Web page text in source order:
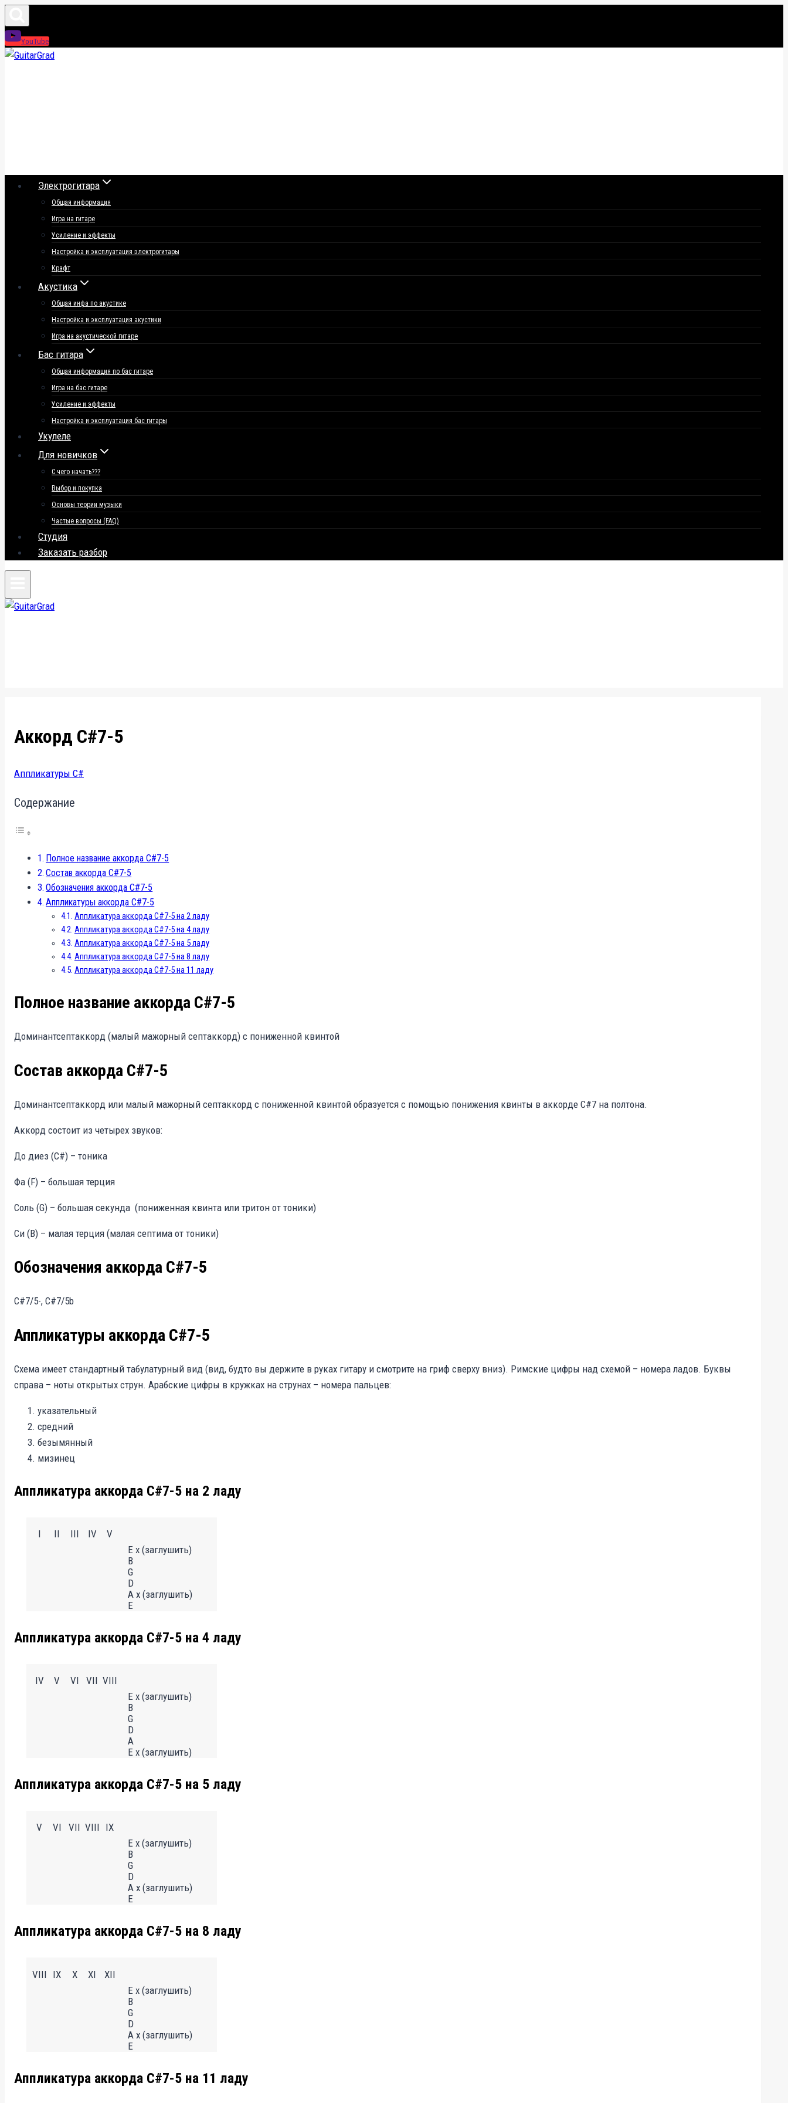
к
содержимому
YouTube
Электрогитара
Общая информация
Игра на гитаре
Усиление и эффекты
Настройка и эксплуатация электрогитары
Крафт
Акустика
Общая инфа по акустике
Настройка и эксплуатация акустики
Игра на акустической гитаре
Бас гитара
Общая информация по бас гитаре
Игра на бас гитаре
Усиление и эффекты
Настройка и эксплуатация бас гитары
Укулеле
Для новичков
С чего начать???
Выбор и покупка
Основы теории музыки
Частые вопросы (FAQ)
Студия
Заказать разбор
Аккорд C#7-5
Аппликатуры C#
Содержание
Полное название аккорда C#7-5
Состав аккорда C#7-5
Обозначения аккорда C#7-5
Аппликатуры аккорда C#7-5
Аппликатура аккорда C#7-5 на 2 ладу
Аппликатура аккорда C#7-5 на 4 ладу
Аппликатура аккорда C#7-5 на 5 ладу
Аппликатура аккорда C#7-5 на 8 ладу
Аппликатура аккорда C#7-5 на 11 ладу
Полное название аккорда C#7-5
Доминантсептаккорд (малый мажорный септаккорд) с пониженной квинтой
Состав аккорда C#7-5
Доминантсептаккорд или малый мажорный септаккорд с пониженной квинтой образуется с помощью понижения квинты в аккорде C#7 на полтона.
Аккорд состоит из четырех звуков:
До диез (C#) – тоника
Фа (F) – большая терция
Соль (G) – большая секунда (пониженная квинта или тритон от тоники)
Си (B) – малая терция (малая септима от тоники)
Обозначения аккорда C#7-5
C#7/5-, C#7/5b
Аппликатуры аккорда C#7-5
Схема имеет стандартный табулатурный вид (вид, будто вы держите в руках гитару и смотрите на гриф сверху вниз). Римские цифры над схемой – номера ладов. Буквы
справа – ноты открытых струн. Арабские цифры в кружках на струнах – номера пальцев:
указательный
средний
безымянный
мизинец
Аппликатура аккорда C#7-5 на 2 ладу
V
IV
III
II
I
E x (заглушить)
B
G
D
A x (заглушить)
E
Аппликатура аккорда C#7-5 на 4 ладу
VIII
VII
VI
V
IV
E x (заглушить)
B
G
D
A
E x (заглушить)
Аппликатура аккорда C#7-5 на 5 ладу
IX
VIII
VII
VI
V
E x (заглушить)
B
G
D
A x (заглушить)
E
Аппликатура аккорда C#7-5 на 8 ладу
XII
XI
X
IX
VIII
E x (заглушить)
B
G
D
A x (заглушить)
E
Аппликатура аккорда C#7-5 на 11 ладу